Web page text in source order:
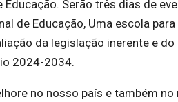
Educação. Serão três dias de
de Educação, Uma escola
da legislação inerente e
2024-2034.
no nosso país e também